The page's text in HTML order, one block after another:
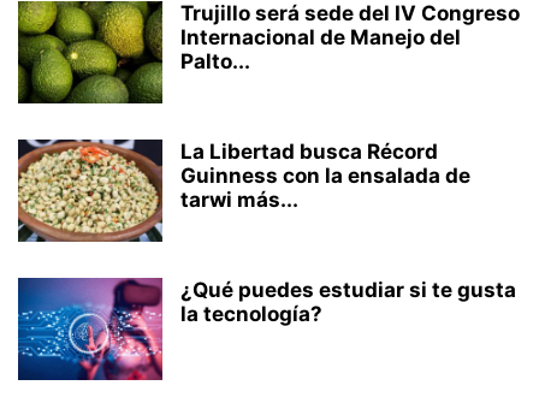
Trujillo será sede del IV Congreso
Internacional de Manejo del
Palto...
La Libertad busca Récord
Guinness con la ensalada de
tarwi más...
¿Qué puedes estudiar si te gusta
la tecnología?